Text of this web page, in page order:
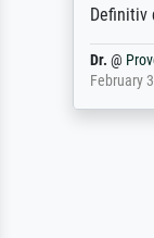
Definitiv
Dr. @
February